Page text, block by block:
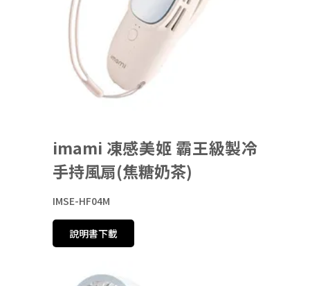
imami 凍感美姬 霸王級製冷
手持風扇(焦糖奶茶)
IMSE-HF04M
說明書下載